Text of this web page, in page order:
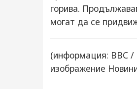
горива.
могат да се
(информация: BBC /
изображение